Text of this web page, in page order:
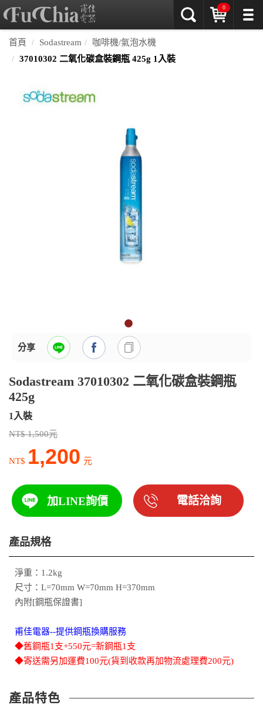
0
首頁 Sodastream
咖啡機/氣泡水機
37010302 二氧化碳盒裝鋼瓶 425g 1入裝
分享
Sodastream 37010302 二氧化碳盒裝鋼瓶
425g
1入裝
NT$ 1,500元
NT$ 1,200 元
加LINE詢價 電話洽詢
產品規格
淨重：1.2kg
尺寸：L=70mm W=70mm H=370mm
內附[鋼瓶保證書]
甫佳電器--提供鋼瓶換購服務
◆舊鋼瓶1支+550元=新鋼瓶1支
◆寄送需另加運費100元(貨到收款再加物流處理費200元)
產品特色